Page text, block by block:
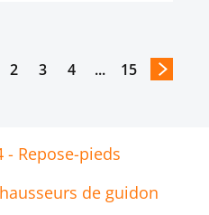
2 3 4 ... 15
- Repose-pieds
de guidon